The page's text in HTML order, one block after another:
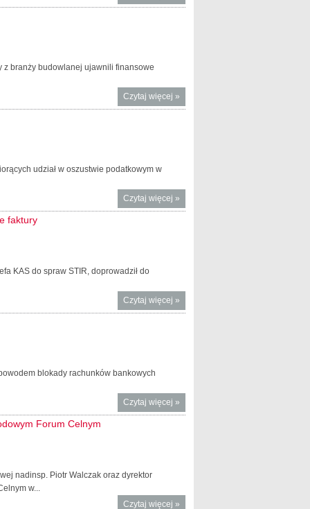
KAS
z branży budowlanej ujawnili finansowe
Czytaj więcej o
Skuteczna
»
udział w oszustwie podatkowym w
Czytaj więcej o KAS
zablokowała
»
faktury
KAS do spraw STIR, doprowadził do
Czytaj więcej o KAS rozbiła
grupę
»
blokady rachunków bankowych
Czytaj więcej o Blokada
rachunku
»
Forum Celnym
nadinsp. Piotr Walczak oraz dyrektor
w...
Czytaj więcej o Z-ca Szefa KAS
»